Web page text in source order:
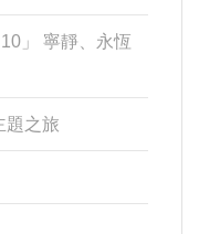
」 寧靜、永恆
題之旅